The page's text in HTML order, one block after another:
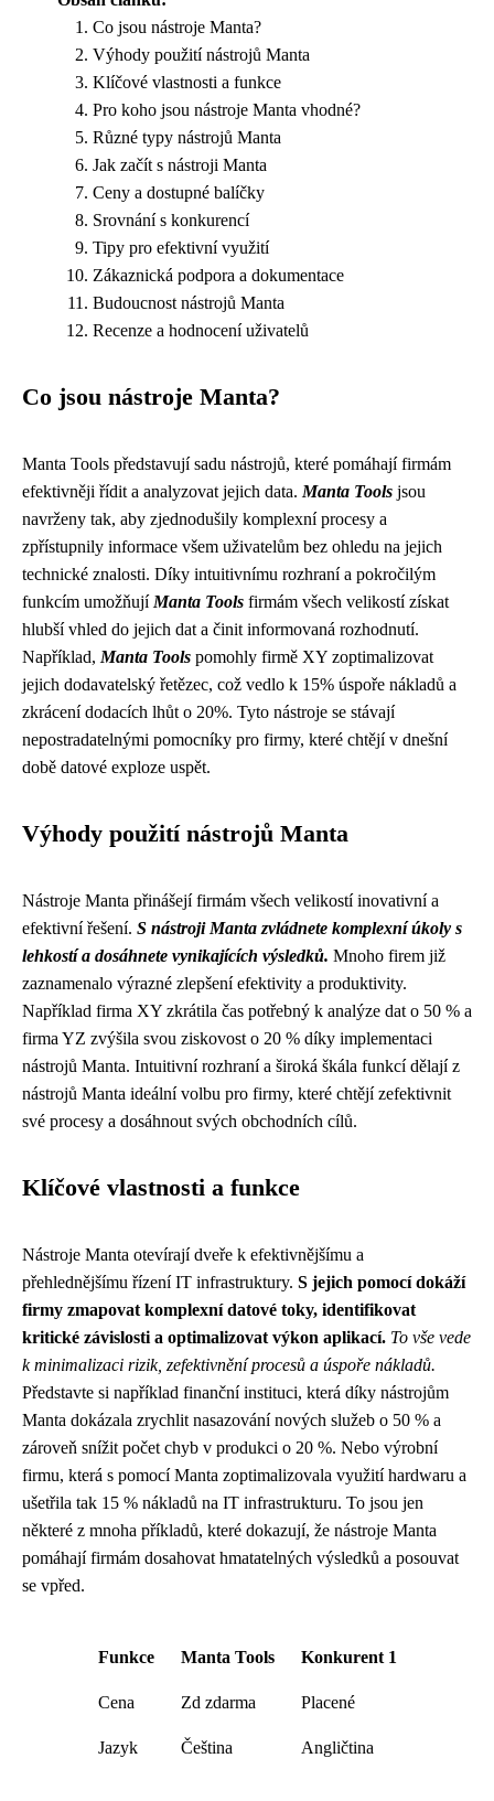
Co jsou nástroje Manta?
Výhody použití nástrojů Manta
Klíčové vlastnosti a funkce
Pro koho jsou nástroje Manta vhodné?
Různé typy nástrojů Manta
Jak začít s nástroji Manta
Ceny a dostupné balíčky
Srovnání s konkurencí
Tipy pro efektivní využití
Zákaznická podpora a dokumentace
Budoucnost nástrojů Manta
Recenze a hodnocení uživatelů
Co jsou nástroje Manta?
Manta Tools představují sadu nástrojů, které pomáhají firmám
efektivněji řídit a analyzovat jejich data. Manta Tools jsou
navrženy tak, aby zjednodušily komplexní procesy a
zpřístupnily informace všem uživatelům bez ohledu na jejich
technické znalosti. Díky intuitivnímu rozhraní a pokročilým
funkcím umožňují Manta Tools firmám všech velikostí získat
hlubší vhled do jejich dat a činit informovaná rozhodnutí.
Například, Manta Tools pomohly firmě XY zoptimalizovat
jejich dodavatelský řetězec, což vedlo k 15% úspoře nákladů a
zkrácení dodacích lhůt o 20%. Tyto nástroje se stávají
nepostradatelnými pomocníky pro firmy, které chtějí v dnešní
době datové exploze uspět.
Výhody použití nástrojů Manta
Nástroje Manta přinášejí firmám všech velikostí inovativní a
efektivní řešení. S nástroji Manta zvládnete komplexní úkoly s
lehkostí a dosáhnete vynikajících výsledků. Mnoho firem již
zaznamenalo výrazné zlepšení efektivity a produktivity.
Například firma XY zkrátila čas potřebný k analýze dat o 50 % a
firma YZ zvýšila svou ziskovost o 20 % díky implementaci
nástrojů Manta. Intuitivní rozhraní a široká škála funkcí dělají z
nástrojů Manta ideální volbu pro firmy, které chtějí zefektivnit
své procesy a dosáhnout svých obchodních cílů.
Klíčové vlastnosti a funkce
Nástroje Manta otevírají dveře k efektivnějšímu a
přehlednějšímu řízení IT infrastruktury. S jejich pomocí dokáží
firmy zmapovat komplexní datové toky, identifikovat
kritické závislosti a optimalizovat výkon aplikací. To vše vede
k minimalizaci rizik, zefektivnění procesů a úspoře nákladů.
Představte si například finanční instituci, která díky nástrojům
Manta dokázala zrychlit nasazování nových služeb o 50 % a
zároveň snížit počet chyb v produkci o 20 %. Nebo výrobní
firmu, která s pomocí Manta zoptimalizovala využití hardwaru a
ušetřila tak 15 % nákladů na IT infrastrukturu. To jsou jen
některé z mnoha příkladů, které dokazují, že nástroje Manta
pomáhají firmám dosahovat hmatatelných výsledků a posouvat
se vpřed.
Funkce Manta Tools Konkurent 1
Cena Zd zdarma Placené
Jazyk Čeština Angličtina